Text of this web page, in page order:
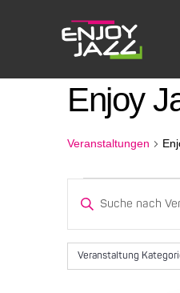
Enjoy
Veranstaltungen
Suche
und
Bitte
eingeben.
Suche
nach
Filter
Das
Ändern
Veranstaltung